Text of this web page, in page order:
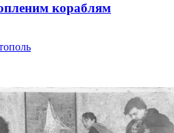
кораблям